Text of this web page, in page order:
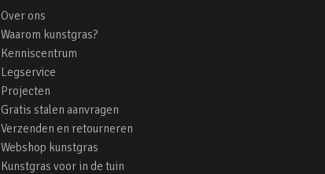
Over ons
Waarom kunstgras?
Kenniscentrum
Legservice
Projecten
Gratis stalen aanvragen
Verzenden en retourneren
Webshop kunstgras
Kunstgras voor in de tuin